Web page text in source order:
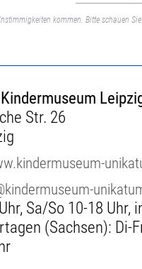
kommen. Bitte schauen
Str. 26
Sa/So 10-18 Uhr,
(Sachsen): Di-